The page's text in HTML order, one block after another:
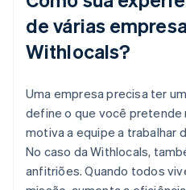
de várias
Withlocals?
Uma empresa precisa ter
define o que você pretende
motiva a equipe a trabalhar
No caso da Withlocals,
anfitriões. Quando todos